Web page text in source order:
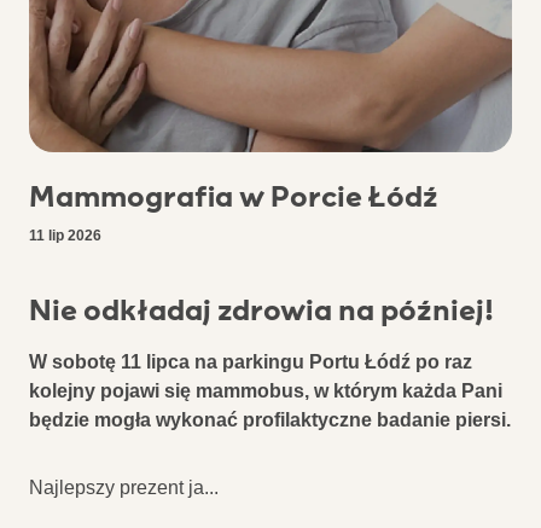
Mammografia w Porcie Łódź
11 lip 2026
Nie odkładaj zdrowia na później!
W sobotę 11 lipca na parkingu Portu Łódź po raz
kolejny pojawi się mammobus, w którym każda Pani
będzie mogła wykonać profilaktyczne badanie piersi.
Najlepszy prezent ja...